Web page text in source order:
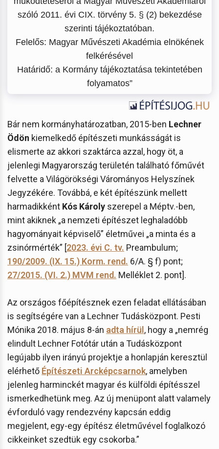
szóló 2011. évi CIX. törvény 5. § (2) bekezdése
szerinti tájékoztatóban.
Felelős: Magyar Művészeti Akadémia elnökének
felkérésével
Határidő: a Kormány tájékoztatása tekintetében
folyamatos”
Bár nem kormányhatározatban, 2015-ben Lechner
Ödön kiemelkedő építészeti munkásságát is
elismerte az akkori szaktárca azzal, hogy öt, a
jelenlegi Magyarország területén található főművét
felvette a Világörökségi Várományos Helyszínek
Jegyzékére. Továbbá, e két építészünk mellett
harmadikként Kós Károly szerepel a Méptv.-ben,
mint akiknek „a nemzeti építészet leghaladóbb
hagyományait képviselő” életművei „a minta és a
zsinórmérték” [2023. évi C. tv. Preambulum;
190/2009. (IX. 15.) Korm. rend. 6/A. § f) pont;
27/2015. (VI. 2.) MVM rend. Melléklet 2. pont].
Az országos főépítésznek ezen feladat ellátásában
is segítségére van a Lechner Tudásközpont. Pesti
Mónika 2018. május 8-án adta hírül , hogy a „nemrég
elindult Lechner Fotótár után a Tudásközpont
legújabb ilyen irányú projektje a honlapján keresztül
elérhető Építészeti Arcképcsarnok, amelyben
jelenleg harminckét magyar és külföldi építésszel
ismerkedhetünk meg. Az új menüpont alatt valamely
évforduló vagy rendezvény kapcsán eddig
megjelent, egy-egy építész életművével foglalkozó
cikkeinket szedtük egy csokorba.”